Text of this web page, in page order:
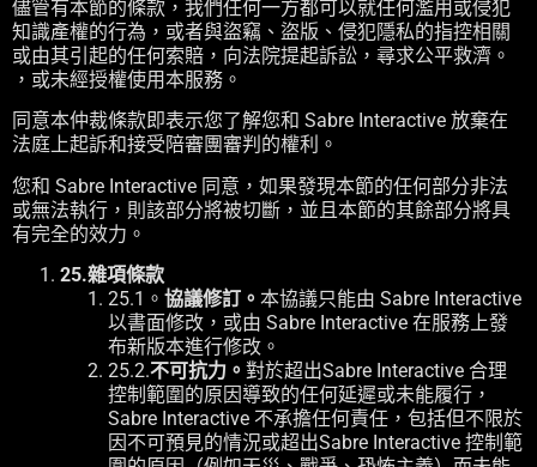
儘管有本節的條款，我們任何一方都可以就任何濫用或侵犯
知識產權的行為，或者與盜竊、盜版、侵犯隱私的指控相關
或由其引起的任何索賠，向法院提起訴訟，尋求公平救濟。
，或未經授權使用本服務。
同意本仲裁條款即表示您了解您和 Sabre Interactive 放棄在
法庭上起訴和接受陪審團審判的權利。
您和 Sabre Interactive 同意，如果發現本節的任何部分非法
或無法執行，則該部分將被切斷，並且本節的其餘部分將具
有完全的效力。
25.雜項條款
25.1。 協議修訂。 本協議只能由 Sabre Interactive
以書面修改，或由 Sabre Interactive 在服務上發
布新版本進行修改。
25.2.不可抗力。 對於超出Sabre Interactive 合理
控制範圍的原因導致的任何延遲或未能履行，
Sabre Interactive 不承擔任何責任，包括但不限於
因不可預見的情況或超出Sabre Interactive 控制範